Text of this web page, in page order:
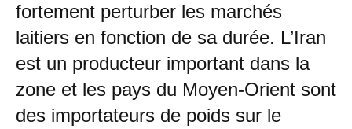
fortement perturber les marchés
laitiers en fonction de sa durée. L’Iran
est un producteur important dans la
zone et les pays du Moyen-Orient sont
des importateurs de poids sur le